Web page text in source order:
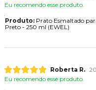
Eu recomendo esse produto.
Produto:Prato Esmaltado
Preto - 250 ml (EWEL)
Roberta R.
Eu recomendo esse produto.